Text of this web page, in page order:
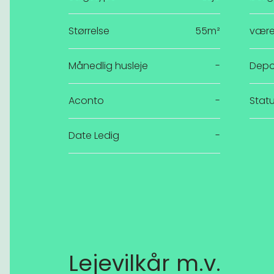
Størrelse 55m²
Månedlig husleje -
Aconto -
Date Ledig -
Lejevilkår m.v.